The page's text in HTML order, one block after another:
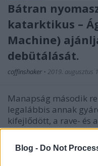
Blog - Do Not
Bátran
katarktikus –
Machine)
debütálását.
coffinshaker • 2019. augusztus
Manapság második
legalábbis annak
kifejlődött, a rave- és
mutációja. Ennek a
legfontosabb alakja
stílus egyik